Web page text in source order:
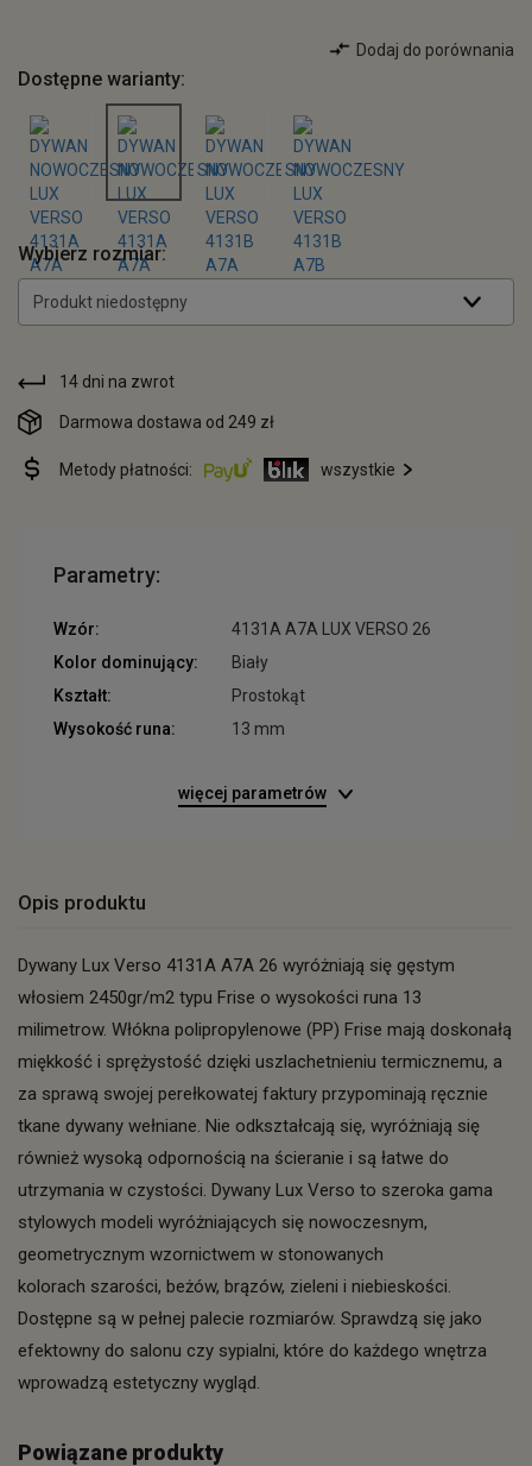
Dodaj do porównania
Dostępne warianty:
Wybierz rozmiar:
Produkt niedostępny
14 dni na zwrot
Darmowa dostawa od 249 zł
Metody płatności: wszystkie
Parametry:
Wzór:
4131A A7A LUX VERSO 26
Kolor dominujący:
Biały
Kształt:
Prostokąt
Wysokość runa:
13 mm
więcej parametrów
Opis produktu
Dywany Lux Verso 4131A A7A 26 wyróżniają się gęstym
włosiem 2450gr/m2 typu Frise o wysokości runa 13
milimetrow. Włókna polipropylenowe (PP) Frise mają doskonałą
miękkość i sprężystość dzięki uszlachetnieniu termicznemu, a
za sprawą swojej perełkowatej faktury przypominają ręcznie
tkane dywany wełniane. Nie odkształcają się, wyróżniają się
również wysoką odpornością na ścieranie i są łatwe do
utrzymania w czystości. Dywany Lux Verso to szeroka gama
stylowych modeli wyróżniających się nowoczesnym,
geometrycznym wzornictwem w stonowanych
kolorach szarości, beżów, brązów, zieleni i niebieskości.
Dostępne są w pełnej palecie rozmiarów. Sprawdzą się jako
efektowny do salonu czy sypialni, które do każdego wnętrza
wprowadzą estetyczny wygląd.
Powiązane produkty